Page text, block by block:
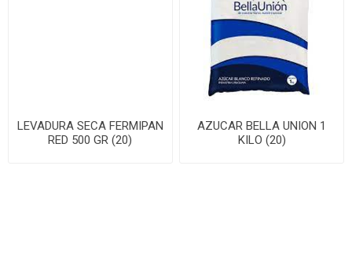
LEVADURA SECA FERMIPAN
RED 500 GR (20)
AZUCAR BELLA UNION 1
KILO (20)